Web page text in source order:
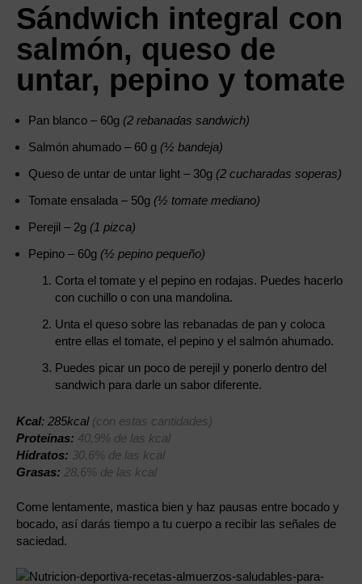
Sándwich integral con
salmón, queso de
untar, pepino y tomate
Pan blanco – 60g (2 rebanadas sandwich)
Salmón ahumado – 60 g (½ bandeja)
Queso de untar de untar light – 30g (2 cucharadas soperas)
Tomate ensalada – 50g (½ tomate mediano)
Perejil – 2g (1 pizca)
Pepino – 60g (½ pepino pequeño)
Corta el tomate y el pepino en rodajas. Puedes hacerlo
con cuchillo o con una mandolina.
Unta el queso sobre las rebanadas de pan y coloca
entre ellas el tomate, el pepino y el salmón ahumado.
Puedes picar un poco de perejil y ponerlo dentro del
sandwich para darle un sabor diferente.
Kcal: 285kcal (con estas cantidades)
Proteínas: 40,9% de las kcal
Hidratos: 30,6% de las kcal
Grasas: 28,6% de las kcal
Come lentamente, mastica bien y haz pausas entre bocado y
bocado, así darás tiempo a tu cuerpo a recibir las señales de
saciedad.